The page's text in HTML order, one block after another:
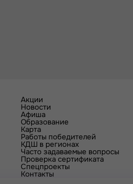
Акции
Новости
Афиша
Образование
Карта
Работы победителей
КДШ в регионах
Часто задаваемые вопросы
Проверка сертификата
Спецпроекты
Контакты